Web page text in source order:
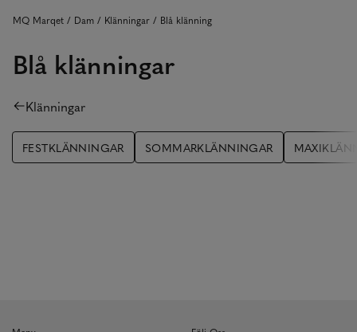
MQ Marqet Dam Klänningar Blå klänning
Blå klänningar
Klänningar
FESTKLÄNNINGAR SOMMARKLÄNNINGAR